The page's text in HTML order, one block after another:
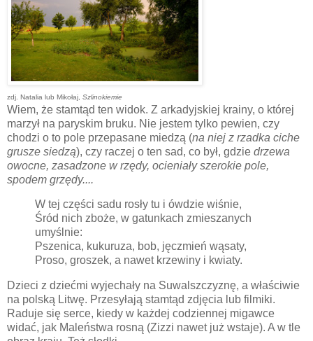
zdj. Natalia lub Mikołaj, Szlinokiemie
Wiem, że stamtąd ten widok. Z arkadyjskiej krainy, o której
marzył na paryskim bruku. Nie jestem tylko pewien, czy
chodzi o to pole przepasane miedzą (na niej z rzadka ciche
grusze siedzą), czy raczej o ten sad, co był, gdzie drzewa
owocne, zasadzone w rzędy, ocieniały szerokie pole,
spodem grzędy....
W tej części sadu rosły tu i ówdzie wiśnie,
Śród nich zboże, w gatunkach zmieszanych
umyślnie:
Pszenica, kukuruza, bob, jęczmień wąsaty,
Proso, groszek, a nawet krzewiny i kwiaty.
Dzieci z dziećmi wyjechały na Suwalszczyznę, a właściwie
na polską Litwę. Przesyłają stamtąd zdjęcia lub filmiki.
Raduje się serce, kiedy w każdej codziennej migawce
widać, jak Maleństwa rosną (Zizzi nawet już wstaje). A w tle